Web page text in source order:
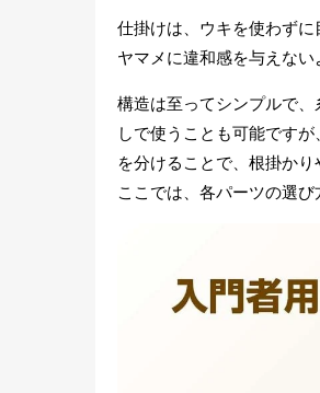
仕掛けは、ウキを使わず
ヤマメに違和感を与えない
構造は至ってシンプルで
しで使うことも可能です
を分けることで、根掛か
ここでは、各パーツの選び